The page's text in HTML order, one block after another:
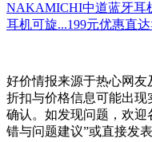
NAKAMICHI中道蓝牙耳
耳机可旋...199元优惠直
好价情报来源于热心网
折扣与价格信息可能出
确认。如发现问题，欢迎
错与问题建议”或直接发